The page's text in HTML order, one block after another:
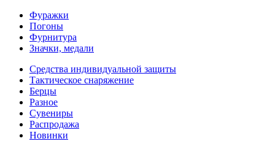
Фуражки
Погоны
Фурнитура
Значки, медали
Средства индивидуальной защиты
Тактическое снаряжение
Берцы
Разное
Сувениры
Распродажа
Новинки